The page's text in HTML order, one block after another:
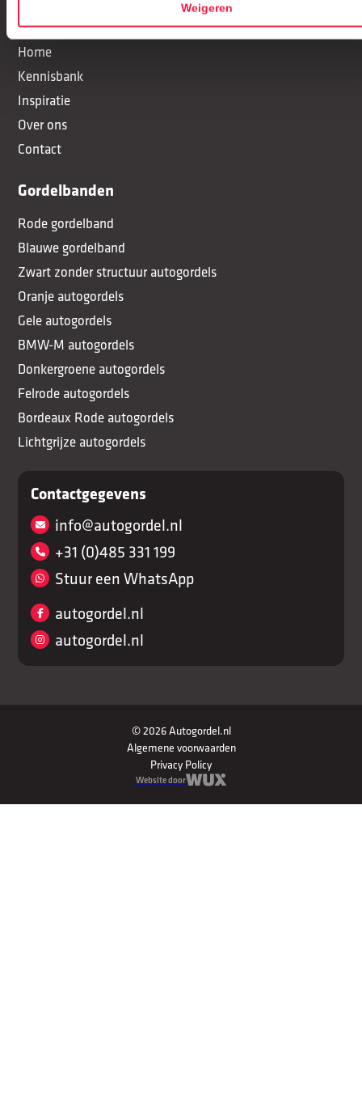
Weigeren
Home
Kennisbank
Inspiratie
Over ons
Contact
Gordelbanden
Rode gordelband
Blauwe gordelband
Zwart zonder structuur autogordels
Oranje autogordels
Gele autogordels
BMW-M autogordels
Donkergroene autogordels
Felrode autogordels
Bordeaux Rode autogordels
Lichtgrijze autogordels
Contactgegevens
info@autogordel.nl
+31 (0)485 331 199
Stuur een WhatsApp
autogordel.nl
autogordel.nl
© 2026 Autogordel.nl
Algemene voorwaarden
Privacy Policy
Website door